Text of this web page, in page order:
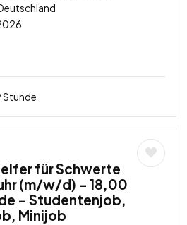
Stunde
für Schwerte
(m/w/d) – 18,00
– Studentenjob,
Minijob